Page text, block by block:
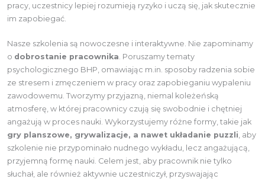
pracy, uczestnicy lepiej rozumieją ryzyko i uczą się, jak skutecznie
im zapobiegać.
Nasze szkolenia są nowoczesne i interaktywne. Nie zapominamy
o dobrostanie pracownika . Poruszamy tematy
psychologicznego BHP, omawiając m.in. sposoby radzenia sobie
ze stresem i zmęczeniem w pracy oraz zapobieganiu wypaleniu
zawodowemu. Tworzymy przyjazną, niemal koleżeńską
atmosferę, w której pracownicy czują się swobodnie i chętniej
angażują w proces nauki. Wykorzystujemy różne formy, takie jak
gry planszowe, grywalizacje, a nawet układanie puzzli , aby
szkolenie nie przypominało nudnego wykładu, lecz angażującą,
przyjemną formę nauki. Celem jest, aby pracownik nie tylko
słuchał, ale również aktywnie uczestniczył, przyswajając